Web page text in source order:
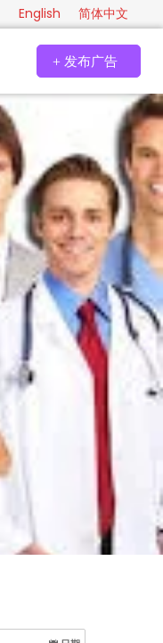
English 简体中文
发布广告